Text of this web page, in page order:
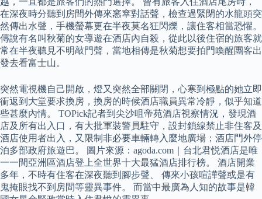
在深夜時分聽到房間外傳來窸窣對話聲，檢查過緊閉的水龍頭突
然傳出水聲，手機螢幕更在半夜莫名狂閃爍，讓住客相當恐懼。
傳說有名叫秋菊的女導遊在酒店內自殺，從此以後住宿的旅客就
常在半夜聽見不明敲門聲，當地相傳是秋菊想要拍門喚醒團客出
發去看富士山。
突然電視機自己開啟，燈又突然全部關閉，心寒到極點的她立即
衝返到大堂要求換房，換房的時候酒店職員異常冷靜，似乎知道
些甚麼內情。 TOPick記者到尖沙咀帝苑酒店視察情況，發現酒
店及所有出入口，有大批軍裝警員駐守，設封鎖線禁止非住客及
酒店使用者出入，又限制非必要車輛轉入麼地廣場；酒店門外停
泊多部政府旅遊巴。 圖片來源：agoda.com｜台北君悦酒店是唯
一一間亞洲區酒店登上全世界十大最猛酒店排行榜。 酒店開業
多年，不時有住客在深夜聽到腳步聲、 傳來小孩喧譁聲或是有
鬼掩眼找不到房間等靈異事件。 而當中最廣為人知的故事是韓